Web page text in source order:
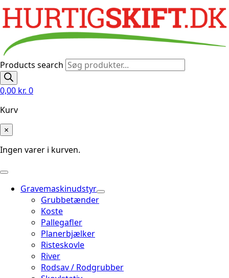
Products search
0,00 kr. 0
Kurv
×
Ingen varer i kurven.
Gravemaskinudstyr
Grubbetænder
Koste
Pallegafler
Planerbjælker
Risteskovle
River
Rodsav / Rodgrubber